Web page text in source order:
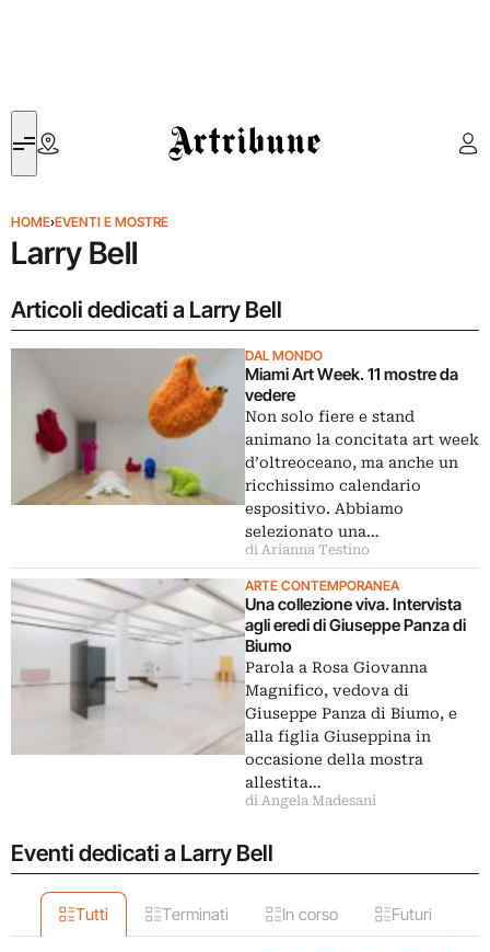
Artribune
HOME›EVENTI E MOSTRE
Larry Bell
Articoli dedicati a Larry Bell
DAL MONDO
Miami Art Week. 11 mostre da
vedere
Non solo fiere e stand
animano la concitata art week
d’oltreoceano, ma anche un
ricchissimo calendario
espositivo. Abbiamo
selezionato una…
di Arianna Testino
ARTE CONTEMPORANEA
Una collezione viva. Intervista
agli eredi di Giuseppe Panza di
Biumo
Parola a Rosa Giovanna
Magnifico, vedova di
Giuseppe Panza di Biumo, e
alla figlia Giuseppina in
occasione della mostra
allestita…
di Angela Madesani
Eventi dedicati a Larry Bell
Tutti Terminati In corso Futuri